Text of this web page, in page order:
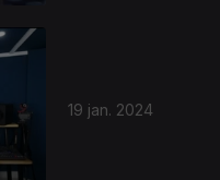
19 jan. 2024